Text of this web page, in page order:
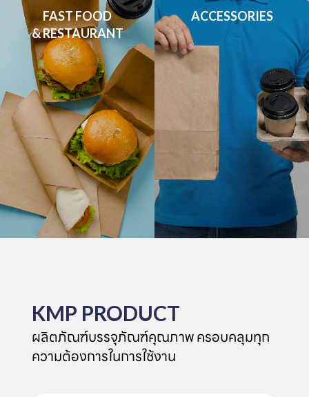
FAST FOOD
& RESTAURANT
ACCESSORIES
KMP PRODUCT
ผลิตภัณฑ์บรรจุภัณฑ์คุณภาพ ครอบคลุมทุก
ความต้องการในการใช้งาน